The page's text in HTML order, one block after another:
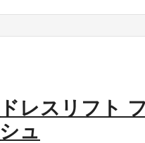
ドレスリフト
シュ